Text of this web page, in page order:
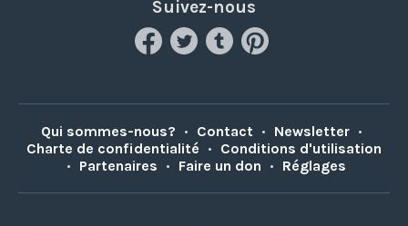
Suivez-nous
Qui sommes-nous? • Contact • Newsletter •
Charte de confidentialité • Conditions d'utilisation
• Partenaires • Faire un don • Réglages